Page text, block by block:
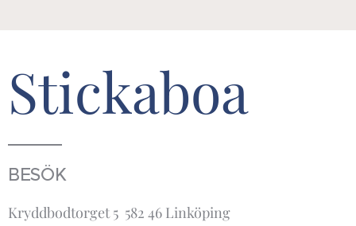
Stickaboa
BESÖK
Kryddbodtorget 5 582 46 Linköping